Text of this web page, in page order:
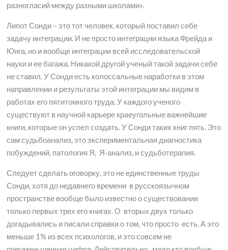
разногласий между разными школами».
Липот Сонди – это тот человек, который поставил себе
задачу интеграции. И не просто интеграции языка Фрейда и
Юнга, но и вообще интеграции всей исследовательской
науки и ее багажа. Никакой другой ученый такой задачи себе
не ставил. У Сонди есть колоссальные наработки в этом
направлении и результаты этой интеграции мы видим в
работах его пятитомного труда. У каждого ученого
существуют в научной карьере краеугольные важнейшие
книги, которые он успел создать. У Сонди таких книг пять. Это
сам судьбоанализ, это экспериментальная диагностика
побуждений, патология Я, Я-анализ, и судьботерапия.
Следует сделать оговорку, это не единственные труды
Сонди, хотя до недавнего времени в русскоязычном
пространстве вообще было известно о существовании
только первых трех его книгах. О вторых двух только
догадывались и писали справки о том, что просто есть. А это
меньше 1% из всех психологов, и это совсем не